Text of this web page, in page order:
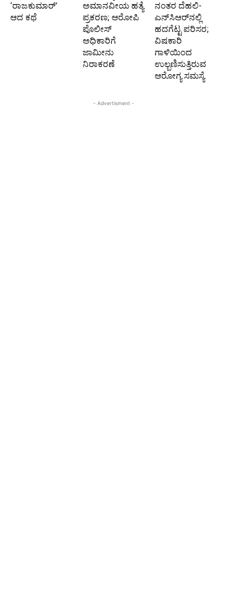
‘ರಾಜಕುಮಾರ್‍’
ಆದ ಕಥೆ
ಅಮಾನವೀಯ ಹತ್ಯೆ
ಪ್ರಕರಣ; ಆರೋಪಿ
ಪೊಲೀಸ್‌
ಅಧಿಕಾರಿಗೆ
ಜಾಮೀನು
ನಿರಾಕರಣೆ
ನಂತರ ದೆಹಲಿ-
ಎನ್‌ಸಿಆರ್‌ನಲ್ಲಿ
ಹದಗೆಟ್ಟ ಪರಿಸರ;
ವಿಷಕಾರಿ
ಗಾಳಿಯಿಂದ
ಉಲ್ಬಣಿಸುತ್ತಿರುವ
ಆರೋಗ್ಯ ಸಮಸ್ಯೆ
- Advertisment -